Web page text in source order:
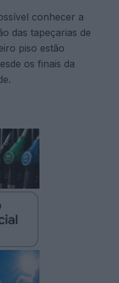
conhecer a
das tapeçarias de
piso estão
os finais da